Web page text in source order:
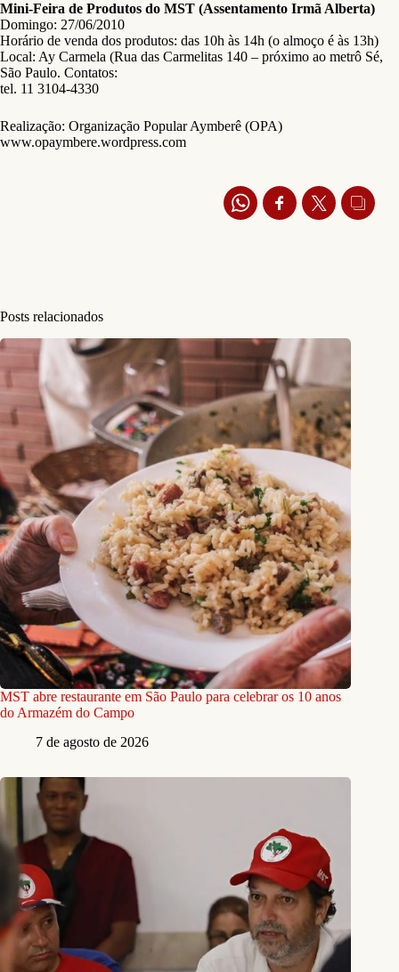
Mini-Feira de Produtos do MST (Assentamento Irmã Alberta)
Domingo: 27/06/2010
Horário de venda dos produtos: das 10h às 14h (o almoço é às 13h)
Local: Ay Carmela (Rua das Carmelitas 140 – próximo ao metrô Sé,
São Paulo. Contatos:
tel. 11 3104-4330
Realização: Organização Popular Aymberê (OPA)
www.opaymbere.wordpress.com
Posts relacionados
MST abre restaurante em São Paulo para celebrar os 10 anos
do Armazém do Campo
7 de agosto de 2026